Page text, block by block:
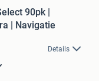
90pk |
| Navigatie
Details